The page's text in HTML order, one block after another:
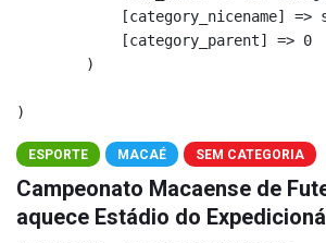
[category_nicename] =>
            [category_parent] => 0
        )
ESPORTE MACAÉ SEM CATEGORIA
Campeonato Macaense de
aquece Estádio do